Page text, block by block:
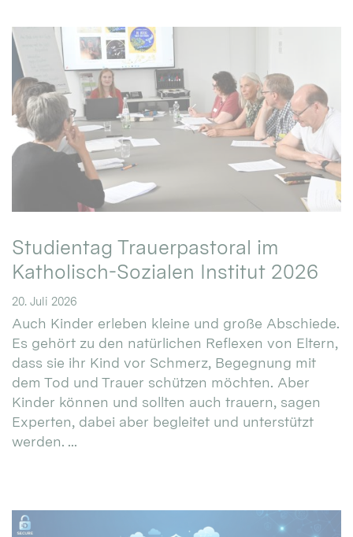
Studientag Trauerpastoral im
Katholisch-Sozialen Institut 2026
20. Juli 2026
Auch Kinder erleben kleine und große Abschiede.
Es gehört zu den natürlichen Reflexen von Eltern,
dass sie ihr Kind vor Schmerz, Begegnung mit
dem Tod und Trauer schützen möchten. Aber
Kinder können und sollten auch trauern, sagen
Experten, dabei aber begleitet und unterstützt
werden. ...